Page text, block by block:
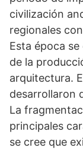
civilización
regionales
Esta época
de la
arquitectura.
desarrollaron
La
principales
se cree que